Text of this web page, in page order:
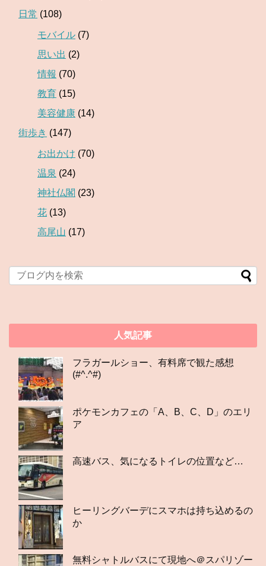
日常 (108)
モバイル (7)
思い出 (2)
情報 (70)
教育 (15)
美容健康 (14)
街歩き (147)
お出かけ (70)
温泉 (24)
神社仏閣 (23)
花 (13)
高尾山 (17)
人気記事
フラガールショー、有料席で観た感想
(#^.^#)
ポケモンカフェの「A、B、C、D」のエリ
ア
高速バス、気になるトイレの位置など…
ヒーリングバーデにスマホは持ち込めるの
か
無料シャトルバスにて現地へ＠スパリゾー